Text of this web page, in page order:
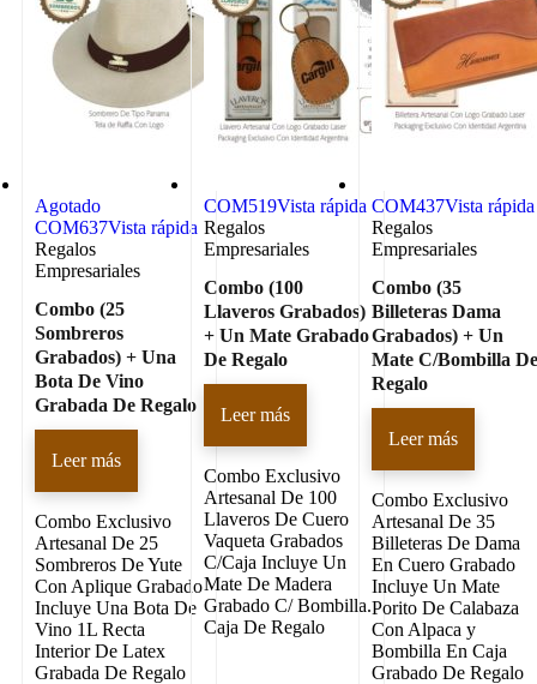
Agotado
COM637Vista rápida
Regalos
Empresariales
Combo (25
Sombreros
Grabados) + Una
Bota De Vino
Grabada De Regalo
Leer más
Combo Exclusivo
Artesanal De 25
Sombreros De Yute
Con Aplique Grabado
Incluye Una Bota De
Vino 1L Recta
Interior De Latex
Grabada De Regalo
COM519Vista rápida
Regalos
Empresariales
Combo (100
Llaveros Grabados)
+ Un Mate Grabado
De Regalo
Leer más
Combo Exclusivo
Artesanal De 100
Llaveros De Cuero
Vaqueta Grabados
C/Caja Incluye Un
Mate De Madera
Grabado C/ Bombilla.
Caja De Regalo
COM437Vista rápida
Regalos
Empresariales
Combo (35
Billeteras Dama
Grabados) + Un
Mate C/Bombilla
Regalo
Leer más
Combo Exclusivo
Artesanal De 35
Billeteras De Dama
En Cuero Grabado
Incluye Un Mate
Porito De Calabaza
Con Alpaca y
Bombilla En Caja
Grabado De Regalo